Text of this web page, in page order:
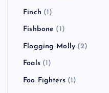
Finch (1)
Fishbone (1)
Flogging Molly (2)
Foals(1)
Foo Fighters(1)